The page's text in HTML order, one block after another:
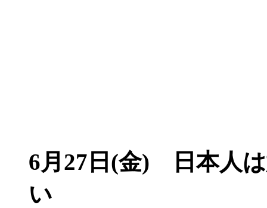
6月27日(金) 日本人は
い